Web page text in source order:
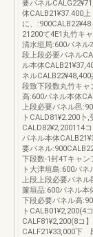
要パネル
体CALB21¥37.400
に、
21200て4E1丸竹キ
清水垣局:600パネル
段上段必要パネル
ル本体
ネル
段致下段数丸竹キャ
高:600パネル本体
上段必要パネル邑
トCALD81¥2.200卜
CALD82¥2,200114
パネル本体
要パネル
下段数-1封4Tキャン
ト大津垣島:600パ
上段上段必要パネル
簾垣品:600パネル
下段必要パネル高
トCALB01¥2,200(4
CALF81¥2,200(8コ
CALF21¥33,000下